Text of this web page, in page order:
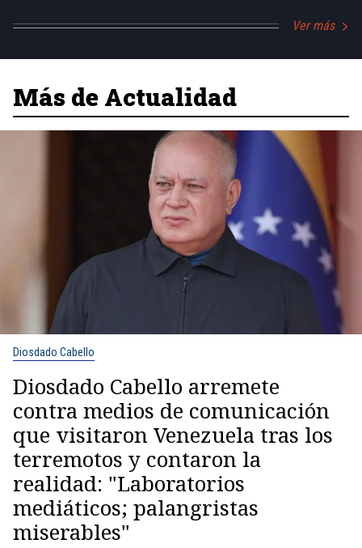
Ver más
Más de Actualidad
Diosdado Cabello
Diosdado Cabello arremete
contra medios de comunicación
que visitaron Venezuela tras los
terremotos y contaron la
realidad: "Laboratorios
mediáticos; palangristas
miserables"